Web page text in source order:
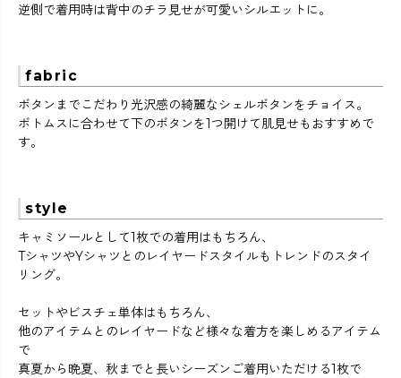
逆側で着用時は背中のチラ見せが可愛いシルエットに。
fabric
ボタンまでこだわり光沢感の綺麗なシェルボタンをチョイス。
ボトムスに合わせて下のボタンを1つ開けて肌見せもおすすめで
す。
style
キャミソールとして1枚での着用はもちろん、
TシャツやYシャツとのレイヤードスタイルもトレンドのスタイ
リング。
セットやビスチェ単体はもちろん、
他のアイテムとのレイヤードなど様々な着方を楽しめるアイテム
で
真夏から晩夏、秋までと長いシーズンご着用いただける1枚で